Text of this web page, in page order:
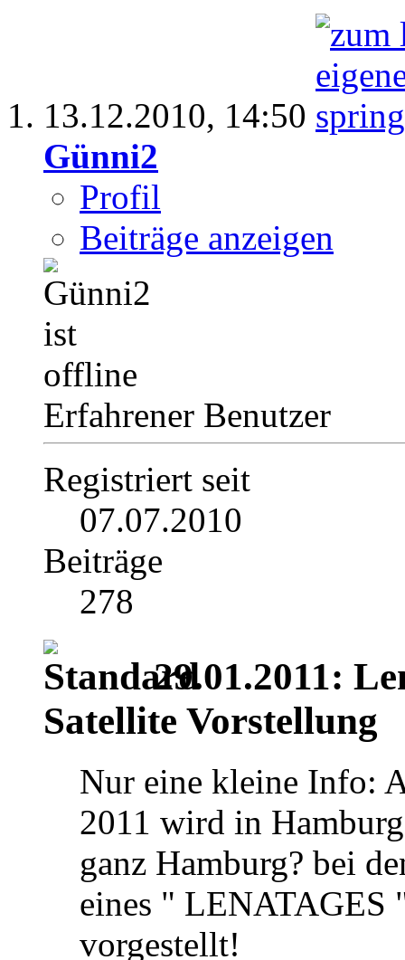
13.12.2010, 14:50
Günni2
Profil
Beiträge anzeigen
Erfahrener Benutzer
Registriert seit
07.07.2010
Beiträge
278
29.01.2011:
Satellite Vorstellung
Nur eine kleine Info:
2011 wird in
ganz Hamburg? bei
eines " LENATAGES
vorgestellt!